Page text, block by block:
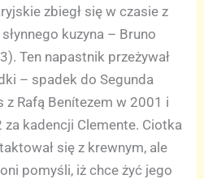
zbiegł się w czasie z
kuzyna – Bruno
Ten napastnik przeżywał
– spadek do Segunda
z Rafą Benítezem w 2001 i
kadencji Clemente. Ciotka
się z krewnym, ale
pomyśli, iż chce żyć jego